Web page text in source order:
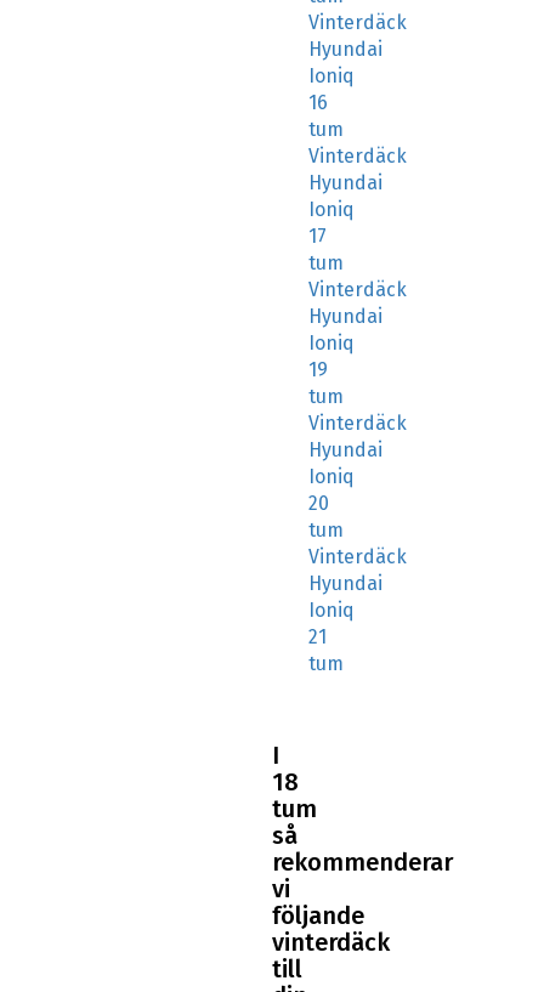
Vinterdäck
Hyundai
Ioniq
16
tum
Vinterdäck
Hyundai
Ioniq
17
tum
Vinterdäck
Hyundai
Ioniq
19
tum
Vinterdäck
Hyundai
Ioniq
20
tum
Vinterdäck
Hyundai
Ioniq
21
tum
I
18
tum
så
rekommenderar
vi
följande
vinterdäck
till